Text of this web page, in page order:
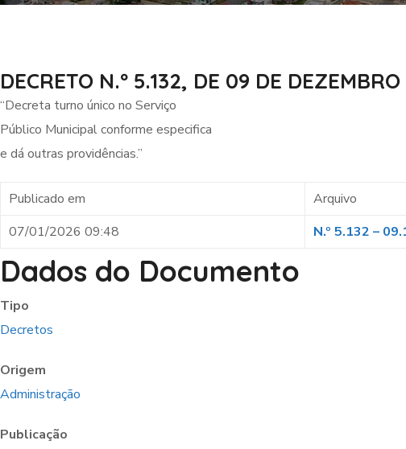
DECRETO N.º 5.132, DE 09 DE
“Decreta turno único no Serviço
Público Municipal conforme especifica
e dá outras providências.”
Publicado em Arquivo
07/01/2026 09:48
N.º 5.132 –
Dados do Documento
Tipo
Decretos
Origem
Administração
Publicação